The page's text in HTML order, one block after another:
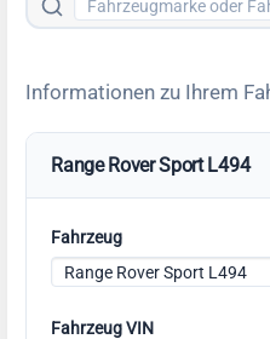
Informationen zu Ihrem
Range Rover Sport L494
Fahrzeug
Fahrzeug VIN